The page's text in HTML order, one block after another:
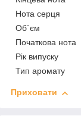
Нота серця
Об`єм
Початкова нота
Рік випуску
Тип аромату
Приховати